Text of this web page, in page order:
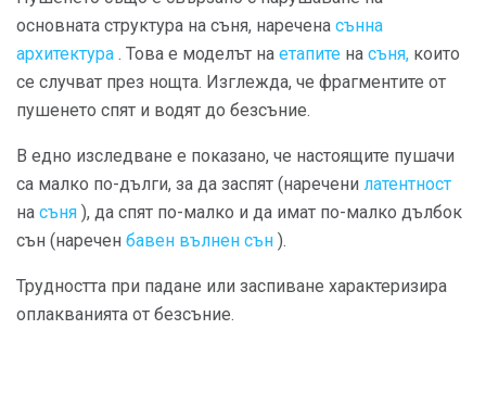
основната структура на съня, наречена сънна
архитектура . Това е моделът на етапите на съня, които
се случват през нощта. Изглежда, че фрагментите от
пушенето спят и водят до безсъние.
В едно изследване е показано, че настоящите пушачи
са малко по-дълги, за да заспят (наречени латентност
на съня ), да спят по-малко и да имат по-малко дълбок
сън (наречен бавен вълнен сън ).
Трудността при падане или заспиване характеризира
оплакванията от безсъние.